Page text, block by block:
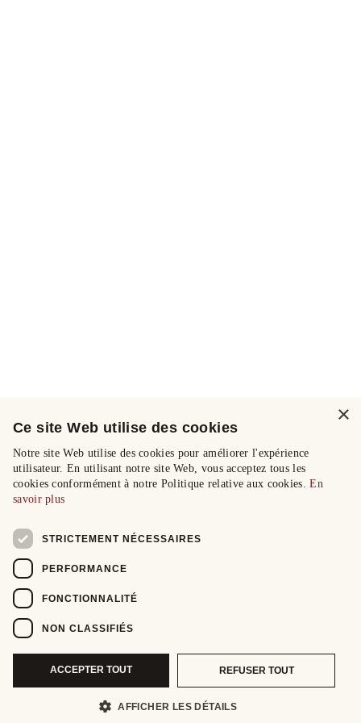
×
Ce site Web utilise des cookies
Notre site Web utilise des cookies pour améliorer l'expérience
utilisateur. En utilisant notre site Web, vous acceptez tous les
cookies conformément à notre Politique relative aux cookies.En
savoir plus
STRICTEMENT NÉCESSAIRES
PERFORMANCE
FONCTIONNALITÉ
NON CLASSIFIÉS
ACCEPTER TOUT REFUSER TOUT
AFFICHER LES DÉTAILS